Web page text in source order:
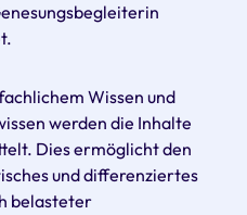
Wissen und
werden die Inhalte
Dies ermöglicht den
und differenziertes
belasteter